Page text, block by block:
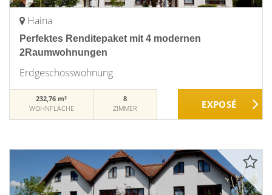
Haina
Perfektes Renditepaket mit 4 modernen
2Raumwohnungen
Erdgeschosswohnung
232,76 m²
WOHNFLÄCHE
8
ZIMMER